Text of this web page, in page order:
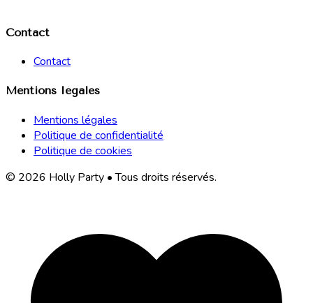
Contact
Contact
Mentions légales
Mentions légales
Politique de confidentialité
Politique de cookies
© 2026 Holly Party • Tous droits réservés.